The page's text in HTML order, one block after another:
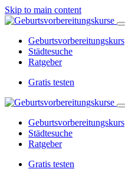
Skip to main content
Geburtsvorbereitungskurs
Städtesuche
Ratgeber
Gratis testen
Geburtsvorbereitungskurs
Städtesuche
Ratgeber
Gratis testen